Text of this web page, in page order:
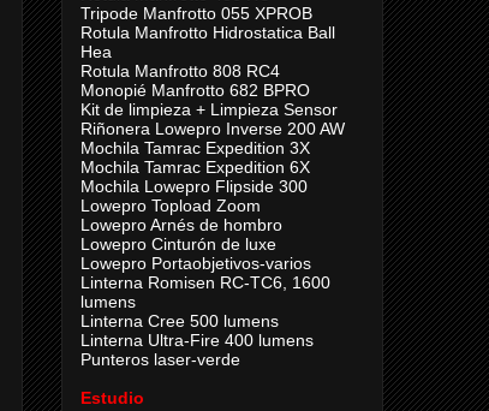
Tripode Manfrotto 055 XPROB
Rotula Manfrotto Hidrostatica Ball
Hea
Rotula Manfrotto 808 RC4
Monopié Manfrotto 682 BPRO
Kit de limpieza + Limpieza Sensor
Riñonera Lowepro Inverse 200 AW
Mochila Tamrac Expedition 3X
Mochila Tamrac Expedition 6X
Mochila Lowepro Flipside 300
Lowepro Topload Zoom
Lowepro Arnés de hombro
Lowepro Cinturón de luxe
Lowepro Portaobjetivos-varios
Linterna Romisen RC-TC6, 1600
lumens
Linterna Cree 500 lumens
Linterna Ultra-Fire 400 lumens
Punteros laser-verde
Estudio